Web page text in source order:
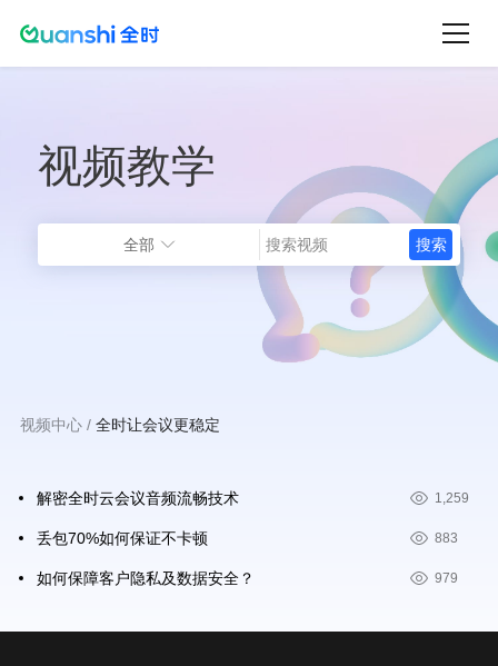
视频教学
全部
面
视频中心 全时让会议更稳定
解密全时云会议音频流畅技术 1,259
丢包70%如何保证不卡顿 883
如何保障客户隐私及数据安全？ 979